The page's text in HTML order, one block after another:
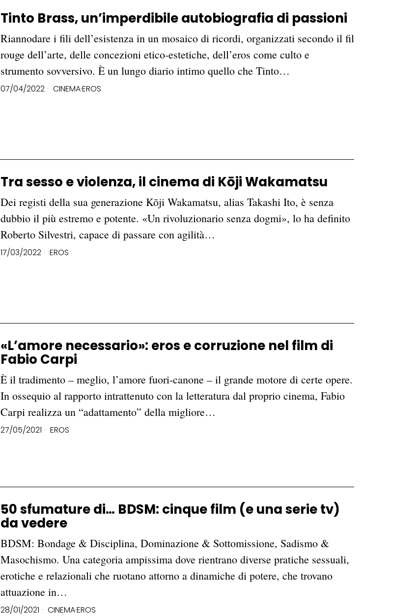
Tinto Brass, un’imperdibile autobiografia di passioni
Riannodare i fili dell’esistenza in un mosaico di ricordi, organizzati secondo il fil
rouge dell’arte, delle concezioni etico-estetiche, dell’eros come culto e
strumento sovversivo. È un lungo diario intimo quello che Tinto…
07/04/2022 CINEMA·EROS
Tra sesso e violenza, il cinema di Kōji Wakamatsu
Dei registi della sua generazione Kōji Wakamatsu, alias Takashi Ito, è senza
dubbio il più estremo e potente. «Un rivoluzionario senza dogmi», lo ha definito
Roberto Silvestri, capace di passare con agilità…
17/03/2022 EROS
«L’amore necessario»: eros e corruzione nel film di
Fabio Carpi
È il tradimento – meglio, l’amore fuori-canone – il grande motore di certe opere.
In ossequio al rapporto intrattenuto con la letteratura dal proprio cinema, Fabio
Carpi realizza un “adattamento” della migliore…
27/05/2021 EROS
50 sfumature di… BDSM: cinque film (e una serie tv)
da vedere
BDSM: Bondage & Disciplina, Dominazione & Sottomissione, Sadismo &
Masochismo. Una categoria ampissima dove rientrano diverse pratiche sessuali,
erotiche e relazionali che ruotano attorno a dinamiche di potere, che trovano
attuazione in…
28/01/2021 CINEMA·EROS